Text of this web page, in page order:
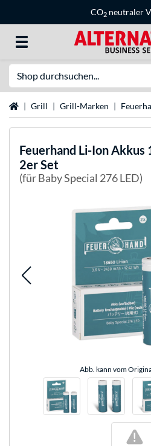
CO2 neutraler
Startseite
Grill Grill-Marken
Feuerhand Li-Ion Akkus
2er Set
(für Baby Special 276 LED)
Abb. kann vom
!